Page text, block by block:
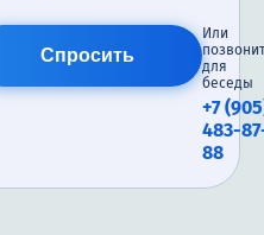
Спросить
Или
для
беседы
+7
483-
88